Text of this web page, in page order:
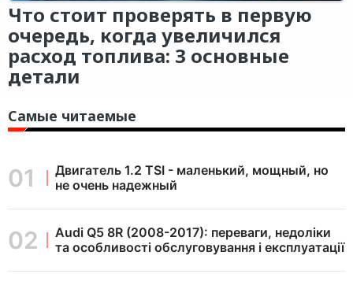
Что стоит проверять в первую
очередь, когда увеличился
расход топлива: 3 основные
детали
Самые читаемые
Двигатель 1.2 TSI - маленький, мощный, но
не очень надежный
Audi Q5 8R (2008-2017): переваги, недоліки
та особливості обслуговування і експлуатації